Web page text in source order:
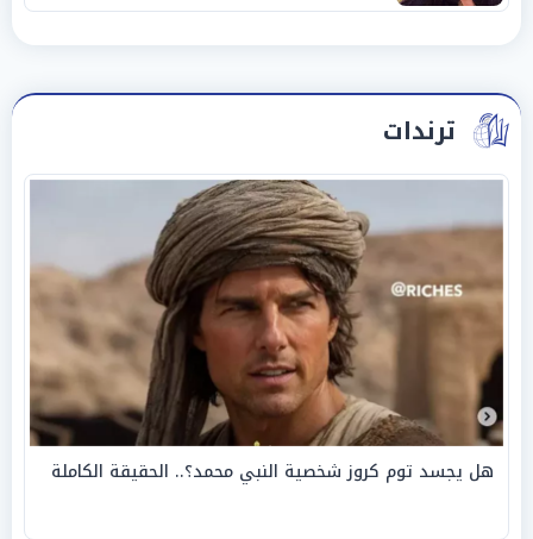
ترندات
هل يجسد توم كروز شخصية النبي محمد؟.. الحقيقة الكاملة